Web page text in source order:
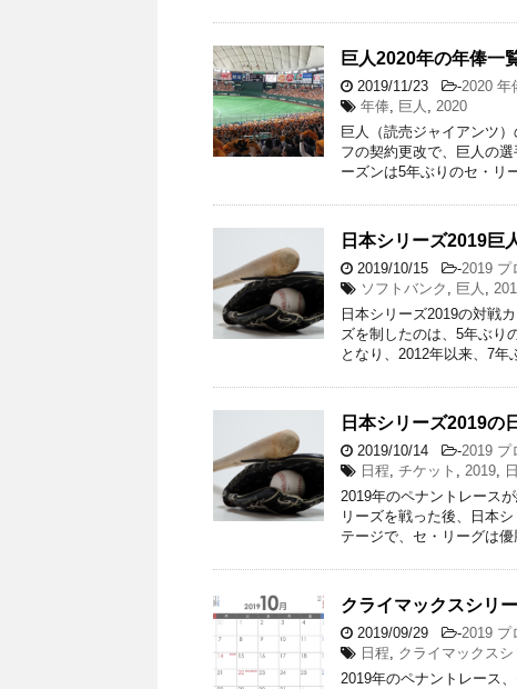
巨人2020年の年俸一
2019/11/23 -2020 年
年俸, 巨人 , 2020
巨人（読売ジャイアンツ
フの契約更改で、巨人の
ーズンは5年ぶりのセ・リ
日本シリーズ2019巨
2019/10/15 -2019 プ
ソフトバンク , 巨人 ,
日本シリーズ2019の対戦
ズを制したのは、5年ぶり
となり、2012年以来、7
日本シリーズ2019の
2019/10/14 -2019 プ
日程, チケット , 2019,
2019年のペナントレース
リーズを戦った後、日本
テージで、セ・リーグは
クライマックスシリ
2019/09/29 -2019 プ
日程, クライマックス
2019年のペナントレース